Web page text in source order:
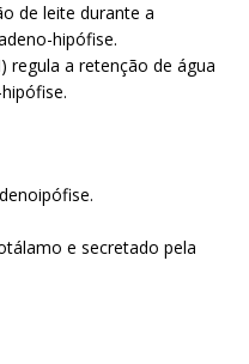
de leite durante a
hipófise.
regula a retenção de água
e secretado pela